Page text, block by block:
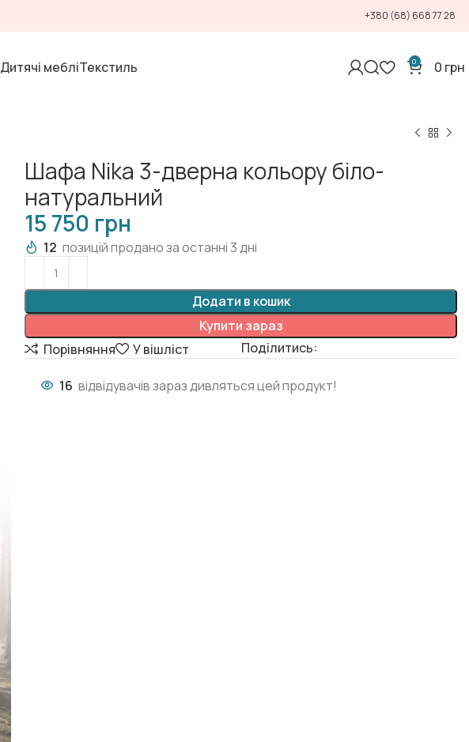
+380 (68) 668 77 28
Дитячі мебліТекстиль 0 0 грн
Шафа Nika 3-дверна кольору біло-
натуральний
грн
12 позицій продано за останні 3 дні
Додати в кошик
Купити зараз
Порівняння
У вішліст Поділитись:
16 відвідувачів зараз дивляться цей продукт!